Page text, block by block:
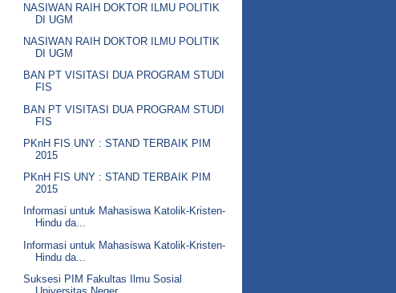
NASIWAN RAIH DOKTOR ILMU POLITIK
DI UGM
NASIWAN RAIH DOKTOR ILMU POLITIK
DI UGM
BAN PT VISITASI DUA PROGRAM STUDI
FIS
BAN PT VISITASI DUA PROGRAM STUDI
FIS
PKnH FIS UNY : STAND TERBAIK PIM
2015
PKnH FIS UNY : STAND TERBAIK PIM
2015
Informasi untuk Mahasiswa Katolik-Kristen-
Hindu da...
Informasi untuk Mahasiswa Katolik-Kristen-
Hindu da...
Suksesi PIM Fakultas Ilmu Sosial